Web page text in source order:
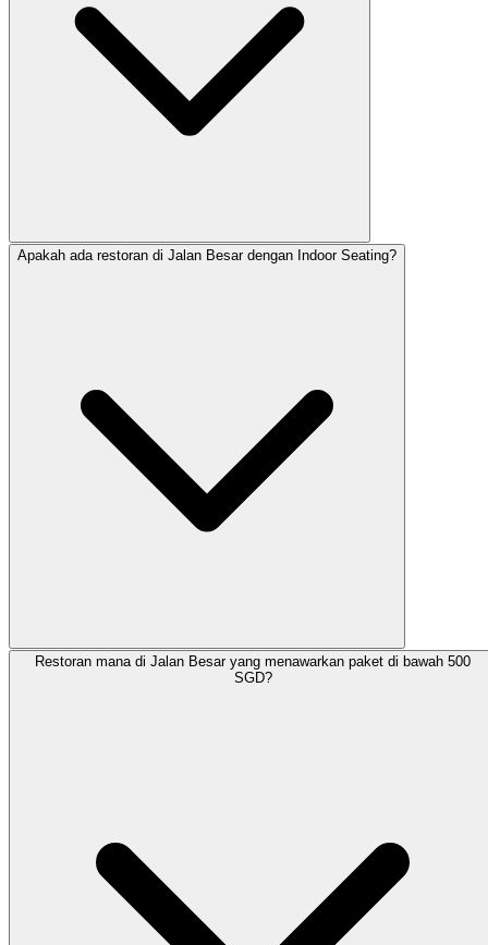
Apakah ada restoran di Jalan Besar dengan Indoor Seating?
Restoran mana di Jalan Besar yang menawarkan paket di bawah 500
SGD?